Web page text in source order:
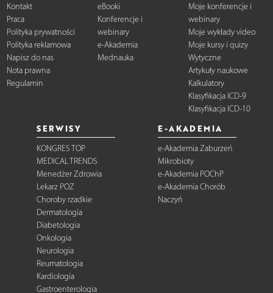
Kontakt
Praca
Polityka prywatności
Polityka reklamowa
Napisz do nas
Nota prawna
Regulamin
eBooki
Konferencje i
webinary
e-Akademia
Mednauka
Moje konferencje i
webinary
Moje wykłady video
Moje kursy i quizy
Wytyczne
Artykuły naukowe
Kalkulatory
Klasyfikacja ICD-9
Klasyfikacja ICD-10
SERWISY
KONGRES TOP
MEDICAL TRENDS
Menedżer Zdrowia
Lekarz POZ
Choroby rzadkie
Dermatologia
Diabetologia
Onkologia
Neurologia
Reumatologia
Kardiologia
Gastroenterologia
E-AKADEMIA
e-Akademia Zaburzeń
Mikrobioty
e-Akademia POChP
e-Akademia Chorób
Naczyń